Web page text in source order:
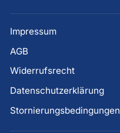
Impressum
AGB
Widerrufsrecht
Datenschutzerklärung
Stornierungsbedingungen